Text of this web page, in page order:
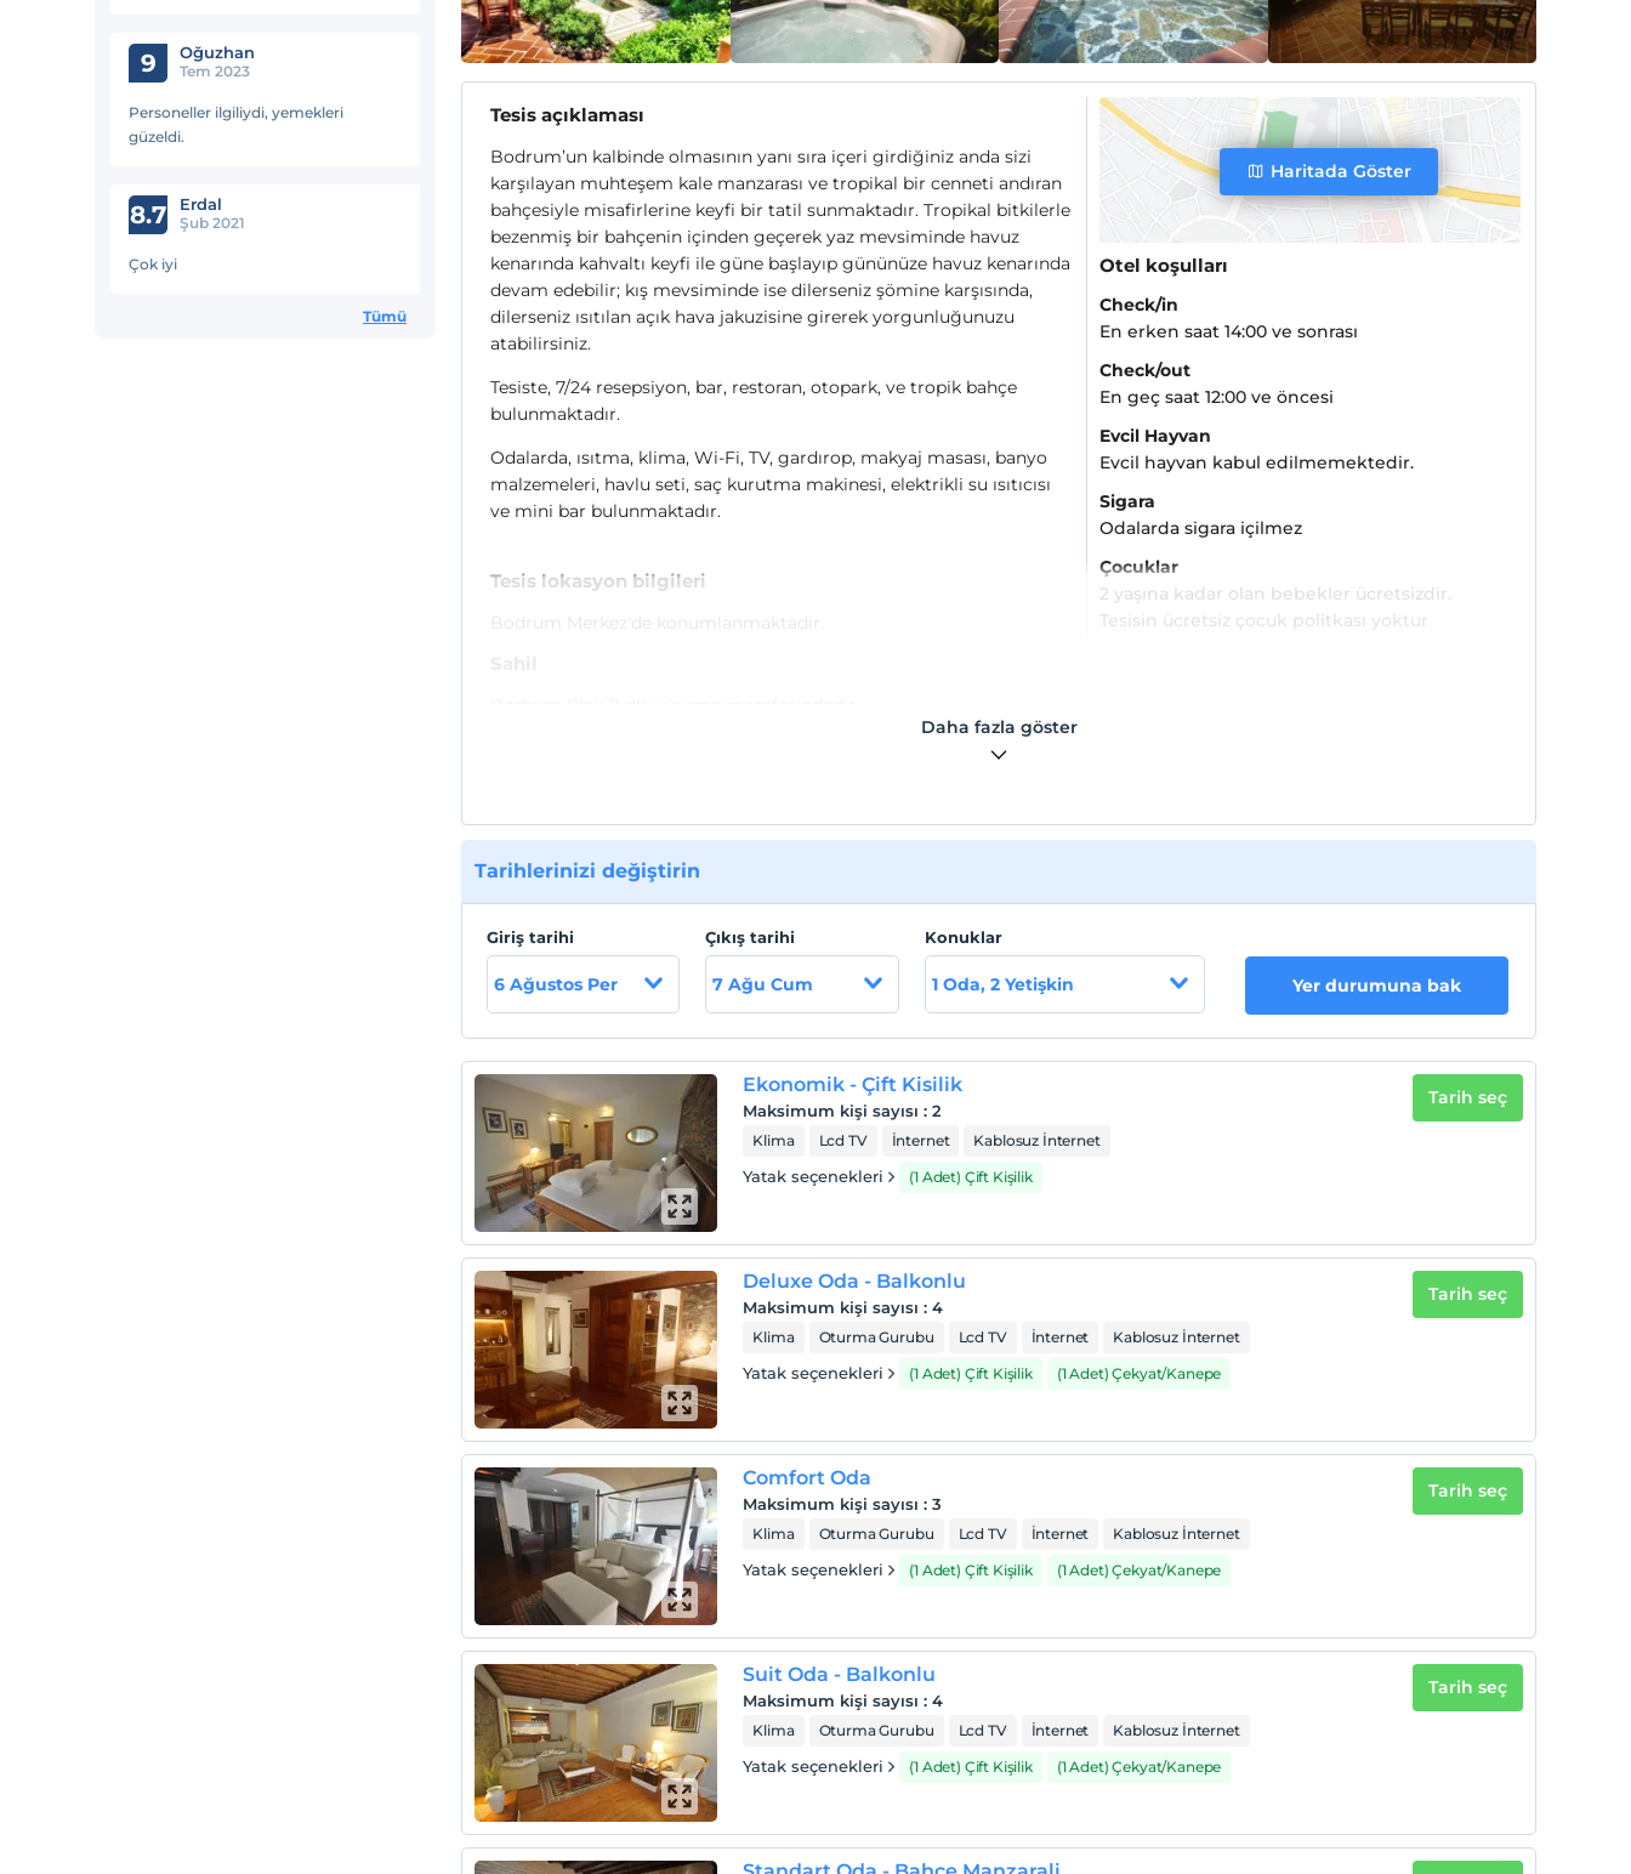
kaldım.
9 Oğuzhan
Tem 2023
Personeller ilgiliydi, yemekleri
güzeldi.
8.7 Erdal
Şub 2021
Çok iyi
Tümü
Tesis açıklaması
Bodrum’un kalbinde olmasının yanı sıra içeri girdiğiniz anda sizi
karşılayan muhteşem kale manzarası ve tropikal bir cenneti andıran
bahçesiyle misafirlerine keyfi bir tatil sunmaktadır. Tropikal bitkilerle
bezenmiş bir bahçenin içinden geçerek yaz mevsiminde havuz
kenarında kahvaltı keyfi ile güne başlayıp gününüze havuz kenarında
devam edebilir; kış mevsiminde ise dilerseniz şömine karşısında,
dilerseniz ısıtılan açık hava jakuzisine girerek yorgunluğunuzu
atabilirsiniz.
Tesiste, 7/24 resepsiyon, bar, restoran, otopark, ve tropik bahçe
bulunmaktadır.
Odalarda, ısıtma, klima, Wi-Fi, TV, gardırop, makyaj masası, banyo
malzemeleri, havlu seti, saç kurutma makinesi, elektrikli su ısıtıcısı
ve mini bar bulunmaktadır.
Tesis lokasyon bilgileri
Bodrum Merkez'de konumlanmaktadır.
Haritada Göster
Otel koşulları
Check/in
En erken saat 14:00 ve sonrası
Check/out
En geç saat 12:00 ve öncesi
Evcil Hayvan
Evcil hayvan kabul edilmemektedir.
Sigara
Odalarda sigara içilmez
Çocuklar
2 yaşına kadar olan bebekler ücretsizdir.
Tesisin ücretsiz çocuk politkası yoktur
Daha fazla göster
Tarihlerinizi değiştirin
Giriş tarihi
6 Ağustos Per
Çıkış tarihi
7 Ağu Cum
Konuklar
1 Oda, 2 Yetişkin Yer durumuna bak
Ekonomik - Çift Kisilik
Maksimum kişi sayısı :2
Klima Lcd TV İnternet Kablosuz İnternet
Yatak seçenekleri (1 Adet) Çift Kişilik
Tarih seç
Deluxe Oda - Balkonlu
Maksimum kişi sayısı :4
Klima Oturma Gurubu Lcd TV İnternet Kablosuz İnternet
Yatak seçenekleri (1 Adet) Çift Kişilik (1 Adet) Çekyat/Kanepe
Tarih seç
Comfort Oda
Maksimum kişi sayısı :3
Klima Oturma Gurubu Lcd TV İnternet Kablosuz İnternet
Yatak seçenekleri (1 Adet) Çift Kişilik (1 Adet) Çekyat/Kanepe
Tarih seç
Suit Oda - Balkonlu
Maksimum kişi sayısı :4
Klima Oturma Gurubu Lcd TV İnternet Kablosuz İnternet
Yatak seçenekleri (1 Adet) Çift Kişilik (1 Adet) Çekyat/Kanepe
Tarih seç